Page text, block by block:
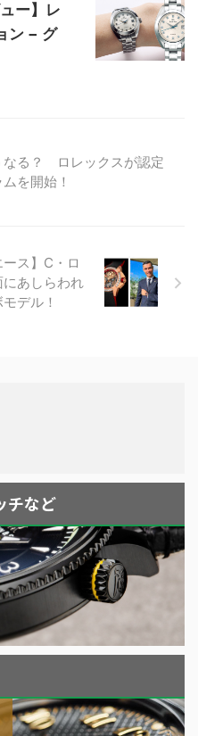
ー】レ
ン − グ
なる？ ロレックスが認定
を開始！
ース】C・ロ
あしらわれ
デル！
チなど